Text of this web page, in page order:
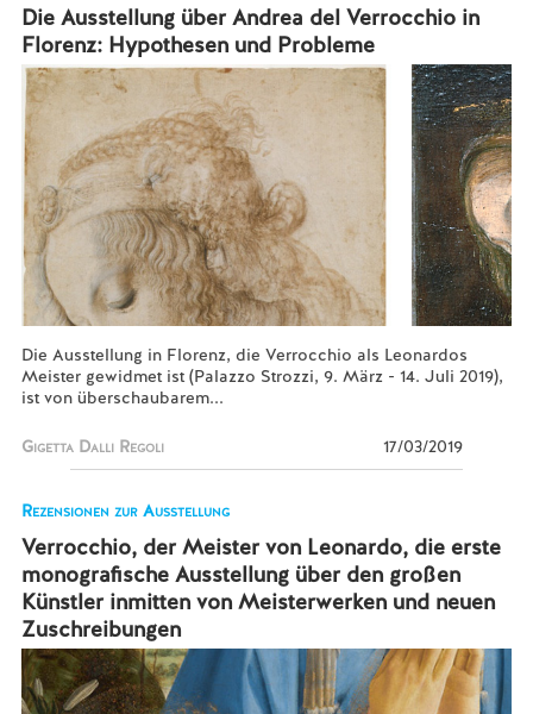
Die Ausstellung über Andrea del Verrocchio in
Florenz: Hypothesen und Probleme
Die Ausstellung in Florenz, die Verrocchio als Leonardos
Meister gewidmet ist (Palazzo Strozzi, 9. März - 14. Juli 2019),
ist von überschaubarem...
Gigetta Dalli Regoli 17/03/2019
Rezensionen zur Ausstellung
Verrocchio, der Meister von Leonardo, die erste
monografische Ausstellung über den großen
Künstler inmitten von Meisterwerken und neuen
Zuschreibungen